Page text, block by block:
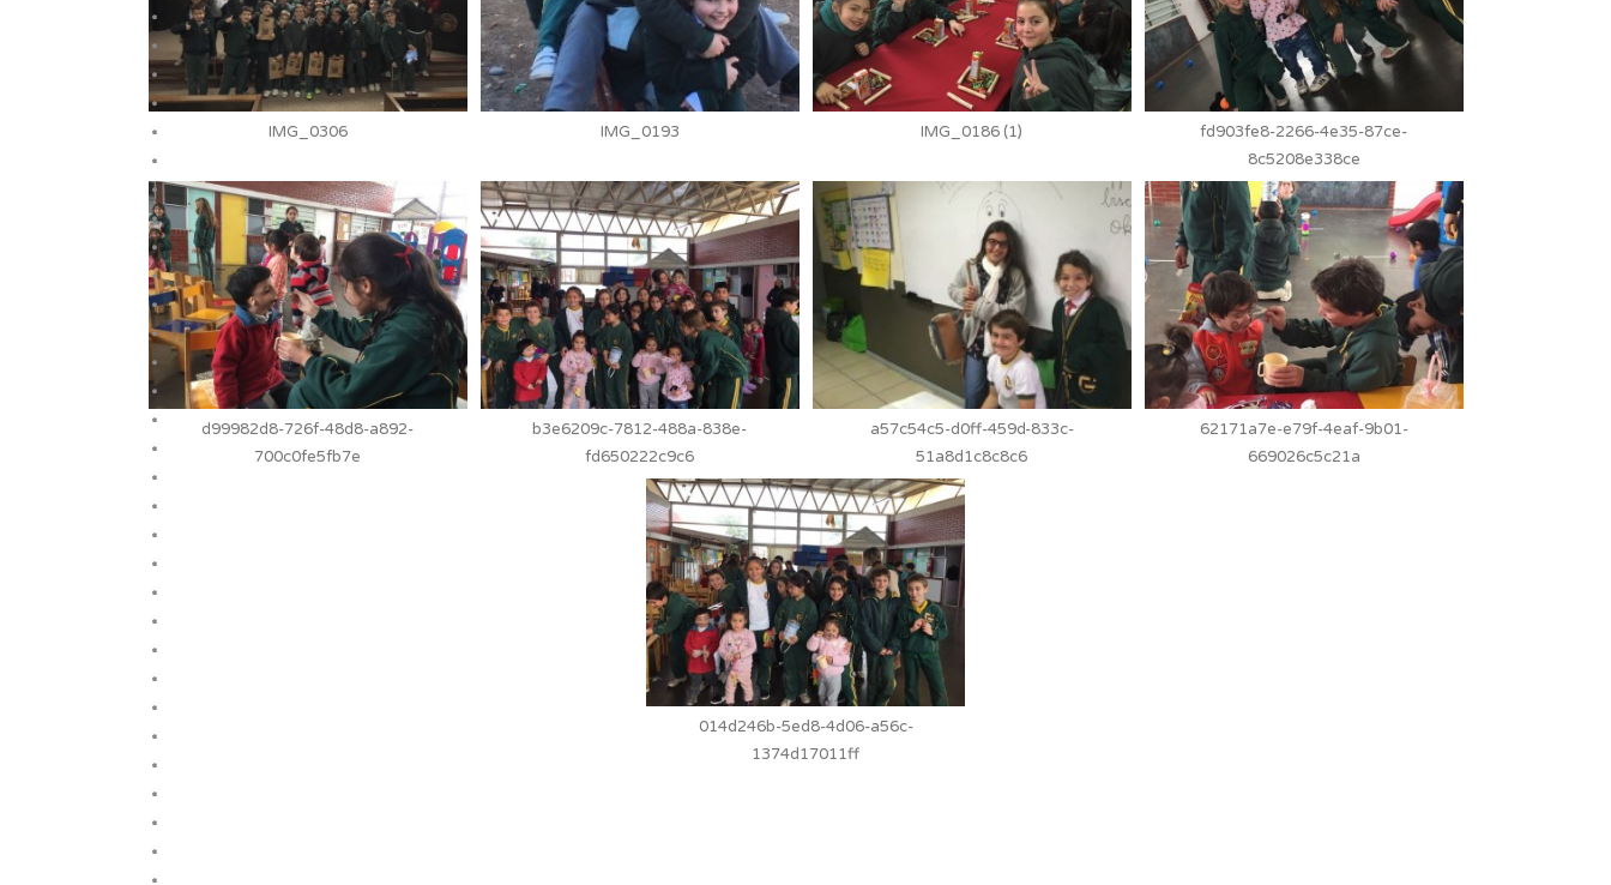
IMG_0306 IMG_0193 IMG_0186 (1)
fd903fe8-2266-4e35-87ce-
8c5208e338ce
d99982d8-726f-48d8-a892-
700c0fe5fb7e
b3e6209c-7812-488a-838e-
fd650222c9c6
a57c54c5-d0ff-459d-833c-
51a8d1c8c8c6
62171a7e-e79f-4eaf-9b01-
669026c5c21a
014d246b-5ed8-4d06-a56c-
1374d17011ff